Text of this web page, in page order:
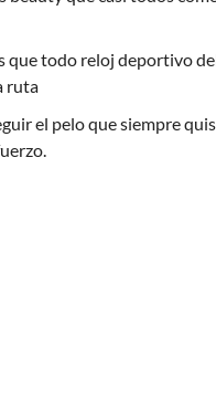
que todo reloj deportivo
ruta
el pelo que siempre